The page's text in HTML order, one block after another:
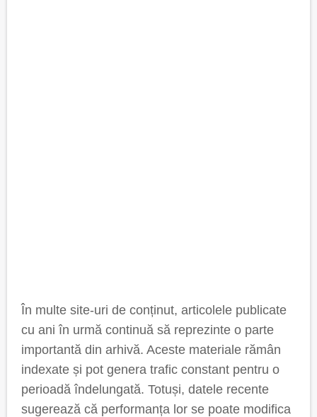
În multe site-uri de conținut, articolele publicate
cu ani în urmă continuă să reprezinte o parte
importantă din arhivă. Aceste materiale rămân
indexate și pot genera trafic constant pentru o
perioadă îndelungată. Totuși, datele recente
sugerează că performanța lor se poate modifica